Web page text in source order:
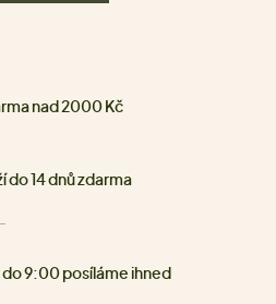
nad 2000 Kč
do 14 dnů zdarma
9:00 posíláme ihned